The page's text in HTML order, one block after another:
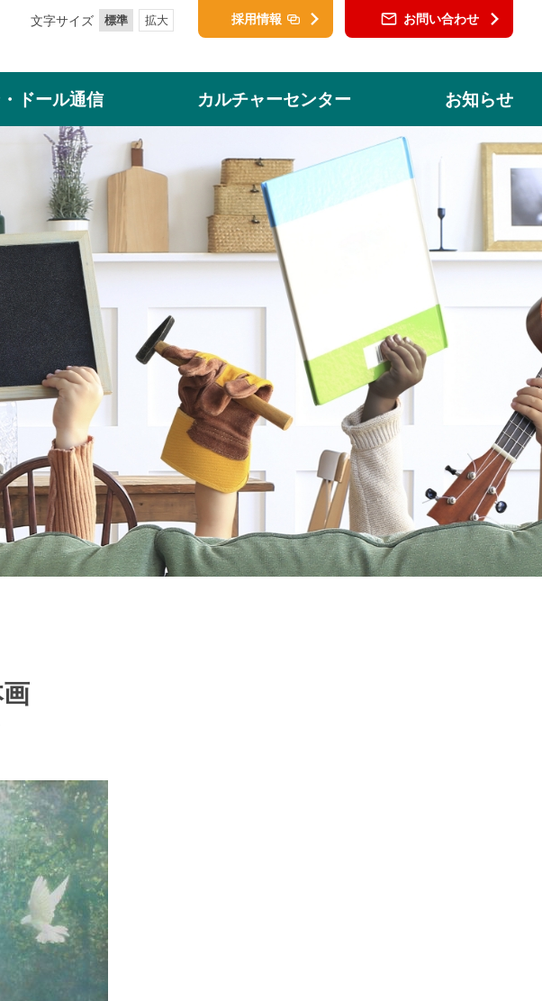
採用情報 お問い合わせ
文字サイズ 標準 拡大
ドール通信 カルチャーセンター お知らせ